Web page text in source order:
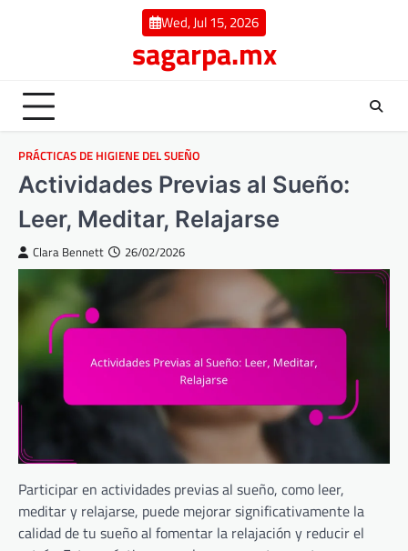
Wed, Jul 15, 2026
sagarpa.mx
PRÁCTICAS DE HIGIENE DEL SUEÑO
Actividades Previas al Sueño:
Leer, Meditar, Relajarse
Clara Bennett 26/02/2026
Participar en actividades previas al sueño, como leer,
meditar y relajarse, puede mejorar significativamente la
calidad de tu sueño al fomentar la relajación y reducir el